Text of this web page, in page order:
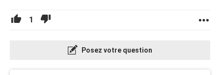
1
Posez votre question